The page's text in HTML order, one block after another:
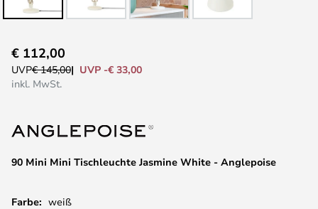
Anfang
der
90 Mini Mini Tischleuchte Jasmine White - Anglepoise
€ 112,00
UVP€ 145,00
UVP -€ 33,00
inkl. MwSt.
Farbe: weiß